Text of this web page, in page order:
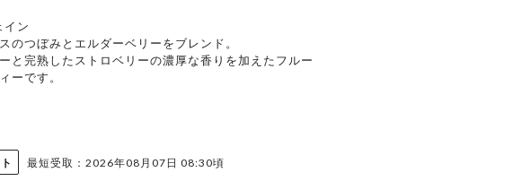
イン
のつぼみとエルダーベリーをブレンド。
と完熟したストロベリーの濃厚な香りを加えたフルー
ーです。
最短受取：2026年08月07日 08:30頃